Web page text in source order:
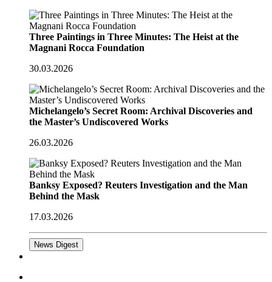
Three Paintings in Three Minutes: The Heist at the
Magnani Rocca Foundation
30.03.2026
Michelangelo’s Secret Room: Archival Discoveries and
the Master’s Undiscovered Works
26.03.2026
Banksy Exposed? Reuters Investigation and the Man
Behind the Mask
17.03.2026
News Digest